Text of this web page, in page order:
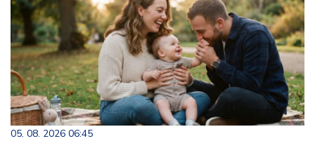
05. 08. 2026 06:45